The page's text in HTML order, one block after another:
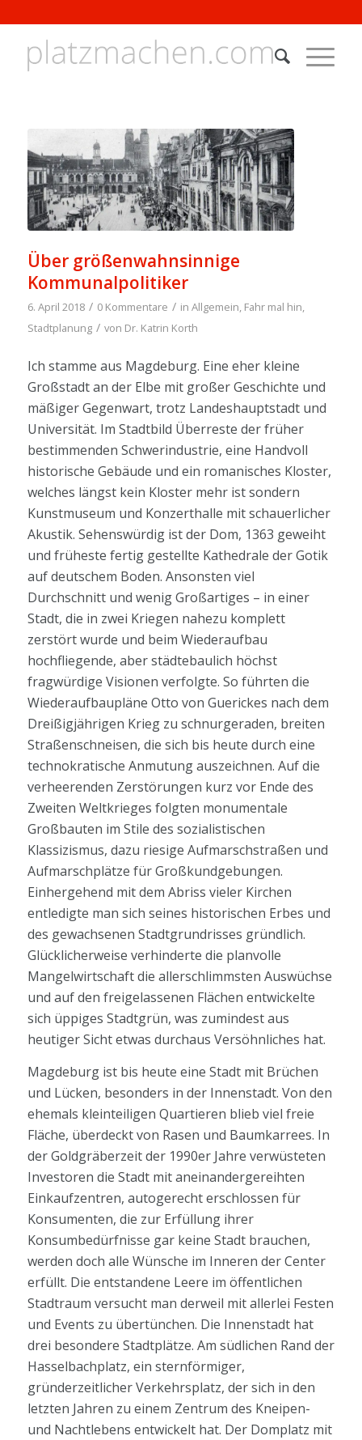
Über größenwahnsinnige
Kommunalpolitiker
6. April 2018 / 0 Kommentare / in Allgemein, Fahr mal hin,
Stadtplanung / von Dr. Katrin Korth
Ich stamme aus Magdeburg. Eine eher kleine
Großstadt an der Elbe mit großer Geschichte und
mäßiger Gegenwart, trotz Landeshauptstadt und
Universität. Im Stadtbild Überreste der früher
bestimmenden Schwerindustrie, eine Handvoll
historische Gebäude und ein romanisches Kloster,
welches längst kein Kloster mehr ist sondern
Kunstmuseum und Konzerthalle mit schauerlicher
Akustik. Sehenswürdig ist der Dom, 1363 geweiht
und früheste fertig gestellte Kathedrale der Gotik
auf deutschem Boden. Ansonsten viel
Durchschnitt und wenig Großartiges – in einer
Stadt, die in zwei Kriegen nahezu komplett
zerstört wurde und beim Wiederaufbau
hochfliegende, aber städtebaulich höchst
fragwürdige Visionen verfolgte. So führten die
Wiederaufbaupläne Otto von Guerickes nach dem
Dreißigjährigen Krieg zu schnurgeraden, breiten
Straßenschneisen, die sich bis heute durch eine
technokratische Anmutung auszeichnen. Auf die
verheerenden Zerstörungen kurz vor Ende des
Zweiten Weltkrieges folgten monumentale
Großbauten im Stile des sozialistischen
Klassizismus, dazu riesige Aufmarschstraßen und
Aufmarschplätze für Großkundgebungen.
Einhergehend mit dem Abriss vieler Kirchen
entledigte man sich seines historischen Erbes und
des gewachsenen Stadtgrundrisses gründlich.
Glücklicherweise verhinderte die planvolle
Mangelwirtschaft die allerschlimmsten Auswüchse
und auf den freigelassenen Flächen entwickelte
sich üppiges Stadtgrün, was zumindest aus
heutiger Sicht etwas durchaus Versöhnliches hat.
Magdeburg ist bis heute eine Stadt mit Brüchen
und Lücken, besonders in der Innenstadt. Von den
ehemals kleinteiligen Quartieren blieb viel freie
Fläche, überdeckt von Rasen und Baumkarrees. In
der Goldgräberzeit der 1990er Jahre verwüsteten
Investoren die Stadt mit aneinandergereihten
Einkaufzentren, autogerecht erschlossen für
Konsumenten, die zur Erfüllung ihrer
Konsumbedürfnisse gar keine Stadt brauchen,
werden doch alle Wünsche im Inneren der Center
erfüllt. Die entstandene Leere im öffentlichen
Stadtraum versucht man derweil mit allerlei Festen
und Events zu übertünchen. Die Innenstadt hat
drei besondere Stadtplätze. Am südlichen Rand der
Hasselbachplatz, ein sternförmiger,
gründerzeitlicher Verkehrsplatz, der sich in den
letzten Jahren zu einem Zentrum des Kneipen-
und Nachtlebens entwickelt hat. Der Domplatz mit